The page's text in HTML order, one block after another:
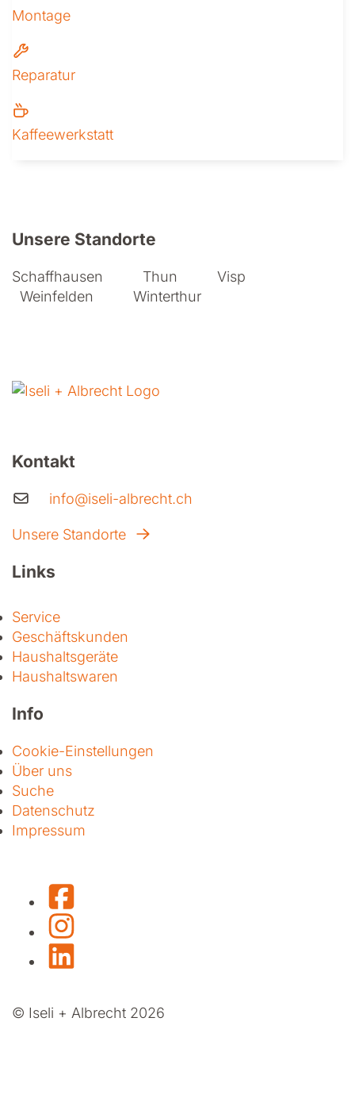
Montage
Reparatur
Kaffeewerkstatt
Unsere Standorte
Schaffhausen Thun
Visp
Weinfelden
Winterthur
Kontakt
info@iseli-albrecht.ch
Unsere Standorte
Links
Service
Geschäftskunden
Haushaltsgeräte
Haushaltswaren
Info
Cookie-Einstellungen
Über uns
Suche
Datenschutz
Impressum
© Iseli + Albrecht 2026